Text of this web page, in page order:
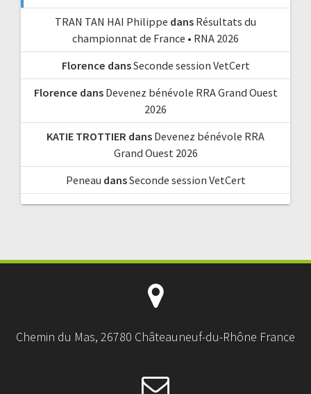
TRAN TAN HAI Philippe dans Résultats du
championnat de France • RNA 2026
Florence dansSeconde session VetCert
Florence dans Devenez bénévole RRA Grand Ouest
2026
KATIE TROTTIER dans Devenez bénévole RRA
Grand Ouest 2026
Peneau dansSeconde session VetCert
Chemin du Mas, 26780 Châteauneuf-du-Rhône France